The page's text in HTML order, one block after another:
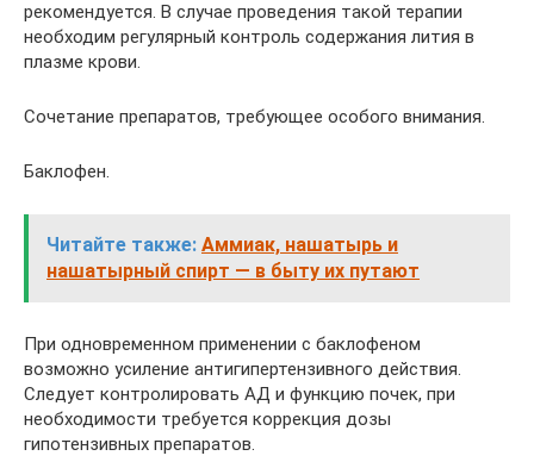
рекомендуется. В случае проведения такой терапии
необходим регулярный контроль содержания лития в
плазме крови.
Сочетание препаратов, требующее особого внимания.
Баклофен.
Читайте также: Аммиак, нашатырь и
нашатырный спирт — в быту их путают
При одновременном применении с баклофеном
возможно усиление антигипертензивного действия.
Следует контролировать АД и функцию почек, при
необходимости требуется коррекция дозы
гипотензивных препаратов.